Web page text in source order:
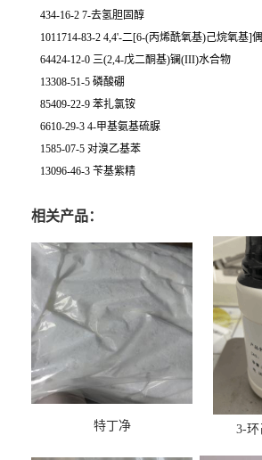
434-16-2 7-去氢胆固醇
1011714-83-2 4,4'-二[6-(丙烯酰氧基)己烷氧基]
64424-12-0 三(2,4-戊二酮基)镧(III)水合物
13308-51-5 磷酸硼
85409-22-9 苯扎氯铵
6610-29-3 4-甲基氨基硫脲
1585-07-5 对溴乙基苯
13096-46-3 苄基紫精
相关产品：
特丁净 3-